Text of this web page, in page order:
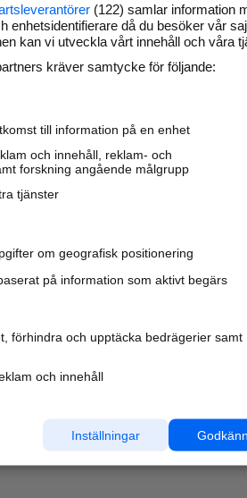
(122) samlar information
enhetsidentifierare då du besöker vår
kan vi utveckla vårt innehåll och våra
kräver samtycke för följande:
till information på en enhet
och innehåll, reklam- och
forskning angående målgrupp
tjänster
om geografisk positionering
på information som aktivt begärs
förhindra och upptäcka bedrägerier samt
och innehåll
Inställningar